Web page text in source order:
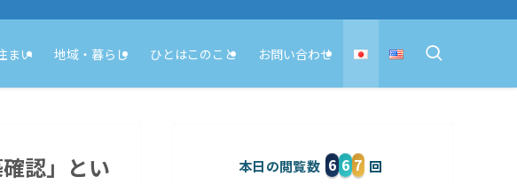
まい 地域・暮らし ひとはこのこと お問い合わせ
認」とい
本日の閲覧数 6 6 7